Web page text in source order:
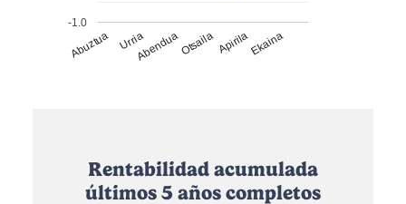
Abuztua UrriaAbenduaOtsaila ApirilaEkaina
-1.0
Rentabilidad acumulada
últimos 5 años completos